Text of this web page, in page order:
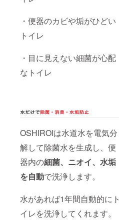
・便器のカビや垢がひどい
トイレ
・目に見えない細菌が心配
なトイレ
OSHIROIは水道水を電気分
解して除菌水を生成し、便
器内の細菌、ニオイ、水垢
を自動で洗浄します。
水があれば1年間自動的にト
イレを洗浄してくれます。